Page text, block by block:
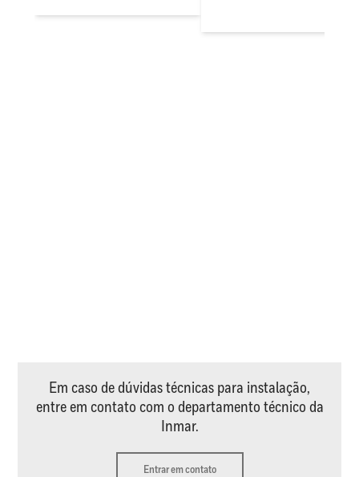
Em caso de dúvidas técnicas para instalação,
entre em contato com o departamento técnico da
Inmar.
Entrar em contato